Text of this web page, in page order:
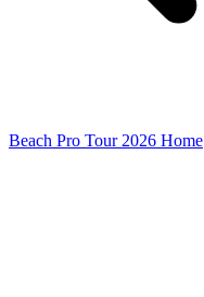
Beach Pro Tour 2026 Home